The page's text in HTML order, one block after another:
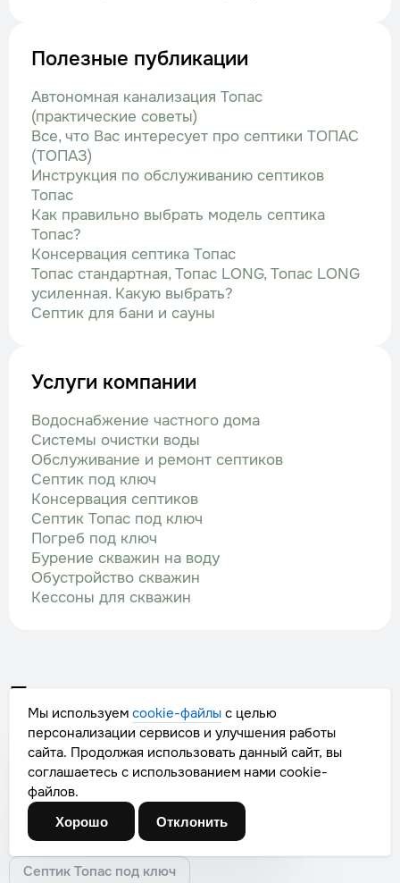
Полезные публикации
Автономная канализация Топас
(практические советы)
Все, что Вас интересует про септики ТОПАС
(ТОПАЗ)
Инструкция по обслуживанию септиков
Топас
Как правильно выбрать модель септика
Топас?
Консервация септика Топас
Топас стандартная, Топас LONG, Топас LONG
усиленная. Какую выбрать?
Септик для бани и сауны
Услуги компании
Водоснабжение частного дома
Системы очистки воды
Обслуживание и ремонт септиков
Септик под ключ
Консервация септиков
Септик Топас под ключ
Погреб под ключ
Бурение скважин на воду
Обустройство скважин
Кессоны для скважин
Популярные услуги
Бурение скважин на воду
Водоснабжение частного дома
Кессоны для скважин
Погреб под ключ
Септик под ключ
Системы очистки воды
Септик Топас под ключ
Ваш город
Москва
Выбрать другой Да, верно
Мы используем cookie-файлы с целью
персонализации сервисов и улучшения работы
сайта. Продолжая использовать данный сайт, вы
соглашаетесь с использованием нами cookie-
файлов.
Хорошо Отклонить